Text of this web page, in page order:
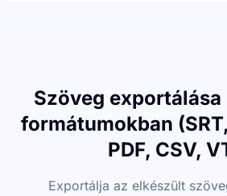
Szöveg
formátumokban
PDF, CSV,
Exportálja az elkészült